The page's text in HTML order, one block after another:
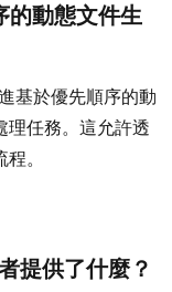
動態文件生
基於優先順序的動
理任務。這允許透
。
提供了什麼？